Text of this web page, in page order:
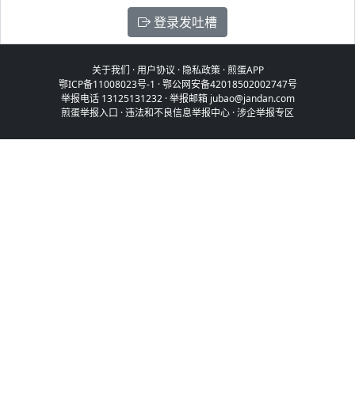
登录发吐槽
关于我们 ·用户协议 · 隐私政策·煎蛋APP
鄂ICP备11008023号-1 ·鄂公网安备42018502002747号
举报电话 13125131232 · 举报邮箱 jubao@jandan.com
煎蛋举报入口 ·违法和不良信息举报中心 ·涉企举报专区